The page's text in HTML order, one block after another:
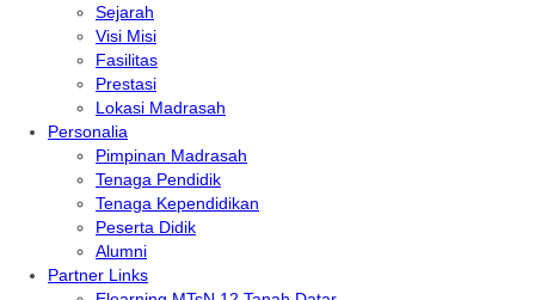
Sejarah
Visi Misi
Fasilitas
Prestasi
Lokasi Madrasah
Personalia
Pimpinan Madrasah
Tenaga Pendidik
Tenaga Kependidikan
Peserta Didik
Alumni
Partner Links